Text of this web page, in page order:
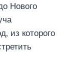
Нового
из которого